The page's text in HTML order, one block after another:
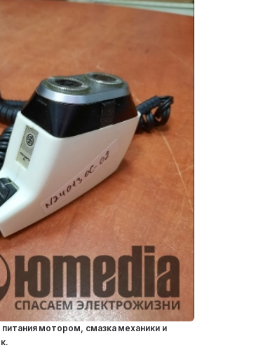
мотором, смазка механики и